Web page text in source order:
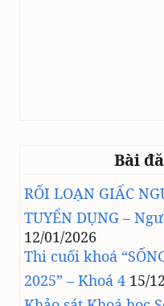
Bài
RỐI LOẠN GIẤC
TUYỂN DỤNG –
12/01/2026
Thi cuối khoá
2025” – Khoá 4 15/